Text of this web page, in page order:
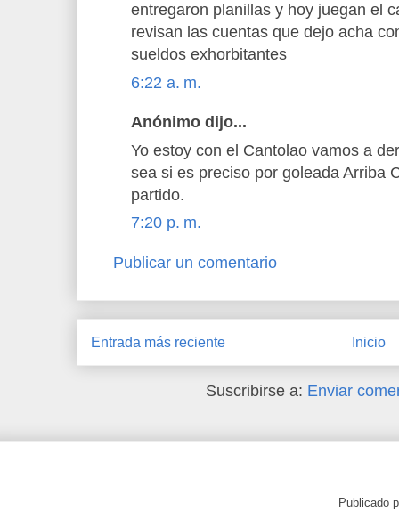
entregaron planillas y hoy juegan el
revisan las cuentas que dejo acha
sueldos exhorbitantes
6:22 a. m.
Anónimo dijo...
Yo estoy con el Cantolao vamos a
sea si es preciso por goleada Arriba
partido.
7:20 p. m.
Publicar un comentario
Entrada más reciente Inicio
Suscribirse a: Enviar
Publicado